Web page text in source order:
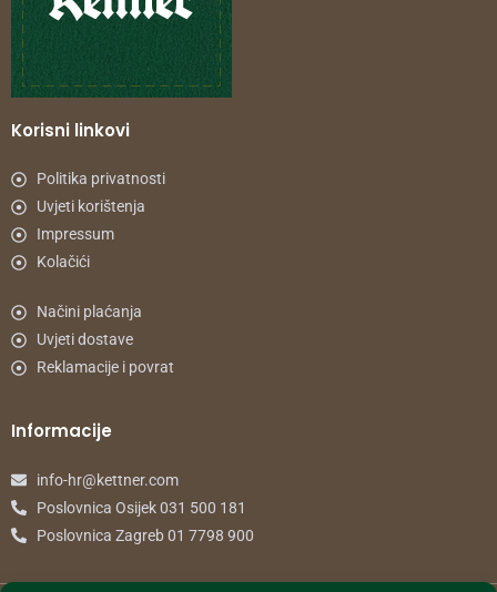
Korisni linkovi
Politika privatnosti
Uvjeti korištenja
Impressum
Kolačići
Načini plaćanja
Uvjeti dostave
Reklamacije i povrat
Informacije
info-hr@kettner.com
Poslovnica Osijek 031 500 181
Poslovnica Zagreb 01 7798 900